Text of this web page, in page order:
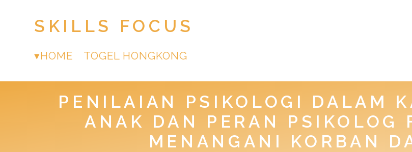
SKILLS FOCUS
HOME TOGEL HONGKONG
PENILAIAN PSIKOLOGI DALAM
ANAK DAN PERAN PSIKOLOG
MENANGANI KORBAN